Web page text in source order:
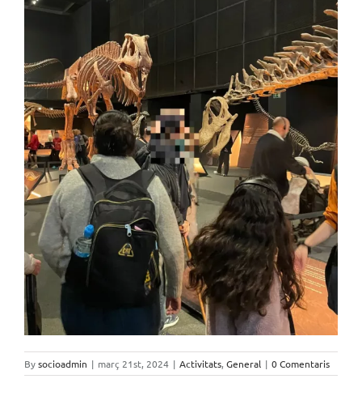
Bysocioadmin | març 21st, 2024 | Activitats, General | 0 Comentaris